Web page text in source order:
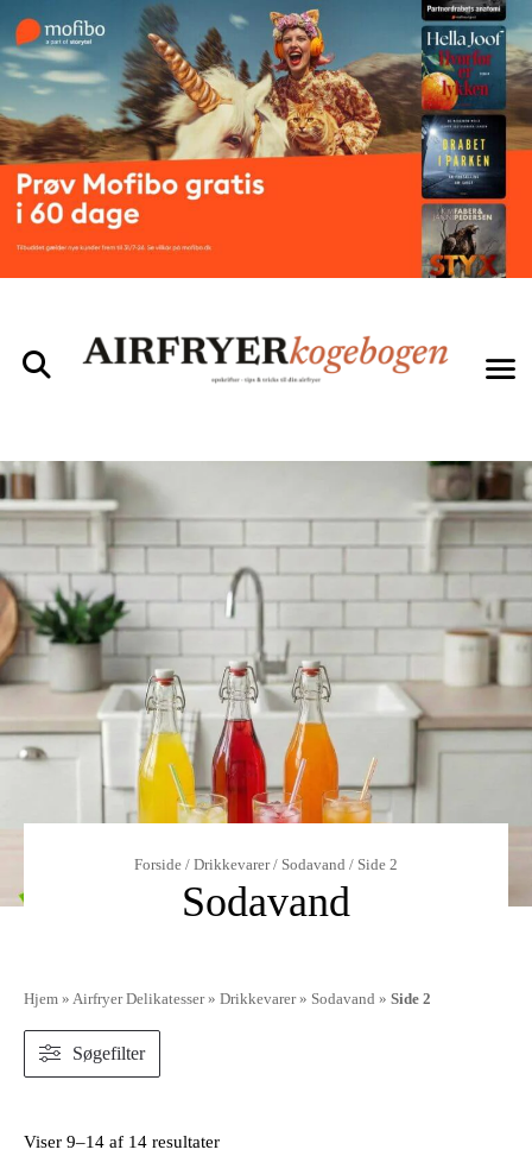
Forside / Drikkevarer/ Sodavand / Side 2
Sodavand
Hjem » Airfryer Delikatesser» Drikkevarer» Sodavand » Side 2
Søgefilter
Viser 9–14 af 14 resultater